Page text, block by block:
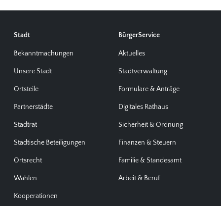
Stadt
Bekanntmachungen
Unsere Stadt
Ortsteile
Partnerstädte
Stadtrat
Städtische Beteiligungen
Ortsrecht
Wahlen
Kooperationen
BürgerService
Aktuelles
Stadtverwaltung
Formulare & Anträge
Digitales Rathaus
Sicherheit & Ordnung
Finanzen & Steuern
Familie & Standesamt
Arbeit & Beruf